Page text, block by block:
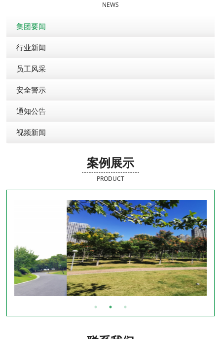
NEWS
集团要闻
行业新闻
员工风采
安全警示
通知公告
视频新闻
案例展示
PRODUCT